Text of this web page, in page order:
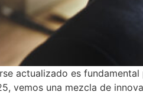
actualizado es
vemos una mezcla de